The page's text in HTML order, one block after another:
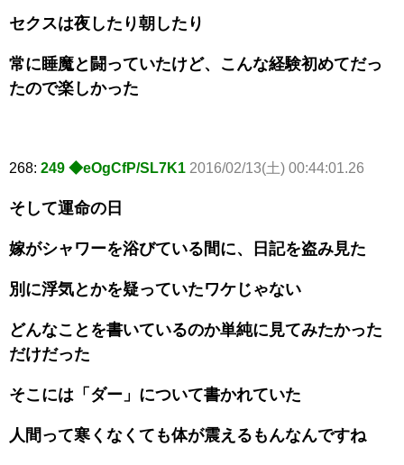
セクスは夜したり朝したり
常に睡魔と闘っていたけど、こんな経験初めてだっ
たので楽しかった
268: 249 ◆eOgCfP/SL7K1 2016/02/13(土) 00:44:01.26
そして運命の日
嫁がシャワーを浴びている間に、日記を盗み見た
別に浮気とかを疑っていたワケじゃない
どんなことを書いているのか単純に見てみたかった
だけだった
そこには「ダー」について書かれていた
人間って寒くなくても体が震えるもんなんですね